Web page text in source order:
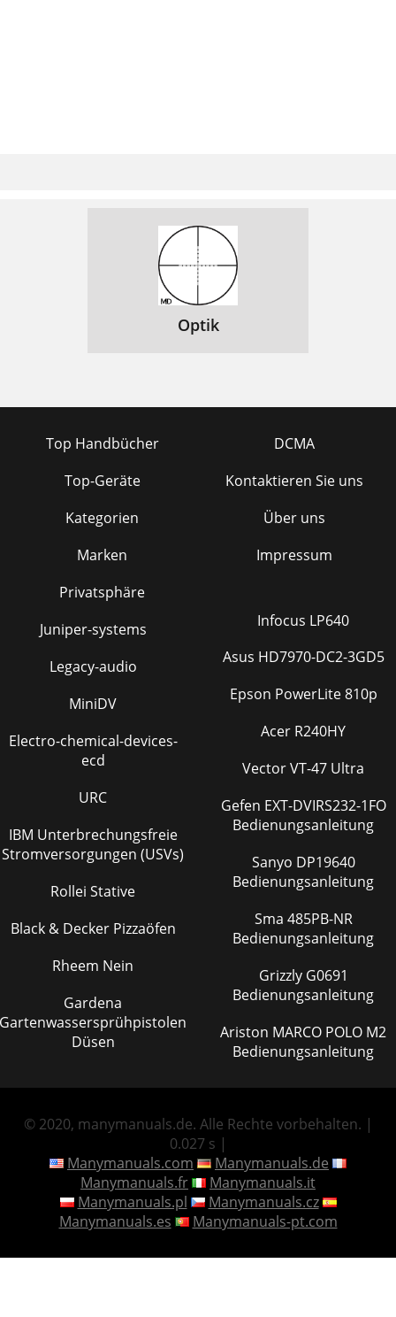
Optik
Top Handbücher
Top-Geräte
Kategorien
Marken
Privatsphäre
DCMA
Kontaktieren Sie uns
Über uns
Impressum
Juniper-systems
Legacy-audio
MiniDV
Electro-chemical-devices-
ecd
URC
IBM Unterbrechungsfreie
Stromversorgungen (USVs)
Rollei Stative
Black & Decker Pizzaöfen
Rheem Nein
Gardena
Gartenwassersprühpistolen
Düsen
Infocus LP640
Asus HD7970-DC2-3GD5
Epson PowerLite 810p
Acer R240HY
Vector VT-47 Ultra
Gefen EXT-DVIRS232-1FO
Bedienungsanleitung
Sanyo DP19640
Bedienungsanleitung
Sma 485PB-NR
Bedienungsanleitung
Grizzly G0691
Bedienungsanleitung
Ariston MARCO POLO M2
Bedienungsanleitung
© 2020, manymanuals.de. Alle Rechte vorbehalten. |
0.027 s |
Manymanuals.com
Manymanuals.de
Manymanuals.fr
Manymanuals.it
Manymanuals.pl
Manymanuals.cz
Manymanuals.es
Manymanuals-pt.com